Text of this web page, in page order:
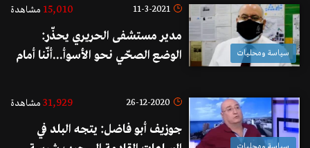
سياسة ومحليات
11-3-2021
15,010 مشاهدة
مدير مستشفى الحريري يحذّر:
الوضع الصحّي نحو الأسوأ...أنّنا أمام
الثاني
26-12-2020
31,929 مشاهدة
جوزيف أبو فاضل: يتجه البلد في